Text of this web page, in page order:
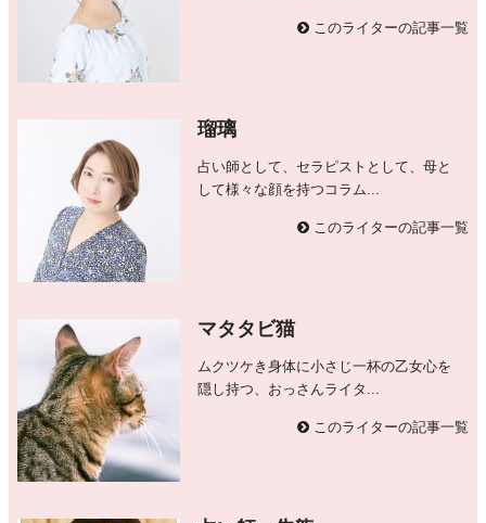
このライターの記事一覧
瑠璃
占い師として、セラピストとして、母と
して様々な顔を持つコラム...
このライターの記事一覧
マタタビ猫
ムクツケき身体に小さじ一杯の乙女心を
隠し持つ、おっさんライタ...
このライターの記事一覧